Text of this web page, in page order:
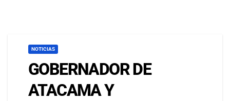
NOTICIAS
GOBERNADOR DE
ATACAMA Y